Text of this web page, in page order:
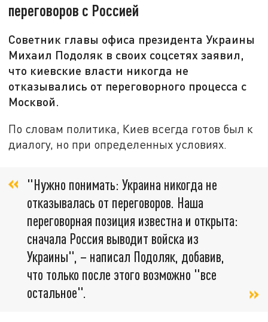
переговоров с Россией
Советник главы офиса президента Украины
Михаил Подоляк в своих соцсетях заявил,
что киевские власти никогда не
отказывались от переговорного процесса с
Москвой.
По словам политика, Киев всегда готов был к
диалогу, но при определенных условиях.
"Нужно понимать: Украина никогда не
отказывалась от переговоров. Наша
переговорная позиция известна и открыта:
сначала Россия выводит войска из
Украины", – написал Подоляк, добавив,
что только после этого возможно "все
остальное".